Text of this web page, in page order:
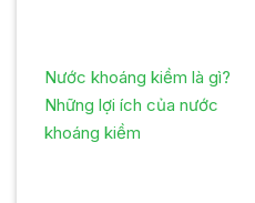
Nước khoáng kiềm là gì?
Những lợi ích của nước
khoáng kiềm